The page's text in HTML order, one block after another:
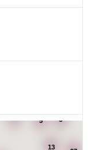
13
3
5